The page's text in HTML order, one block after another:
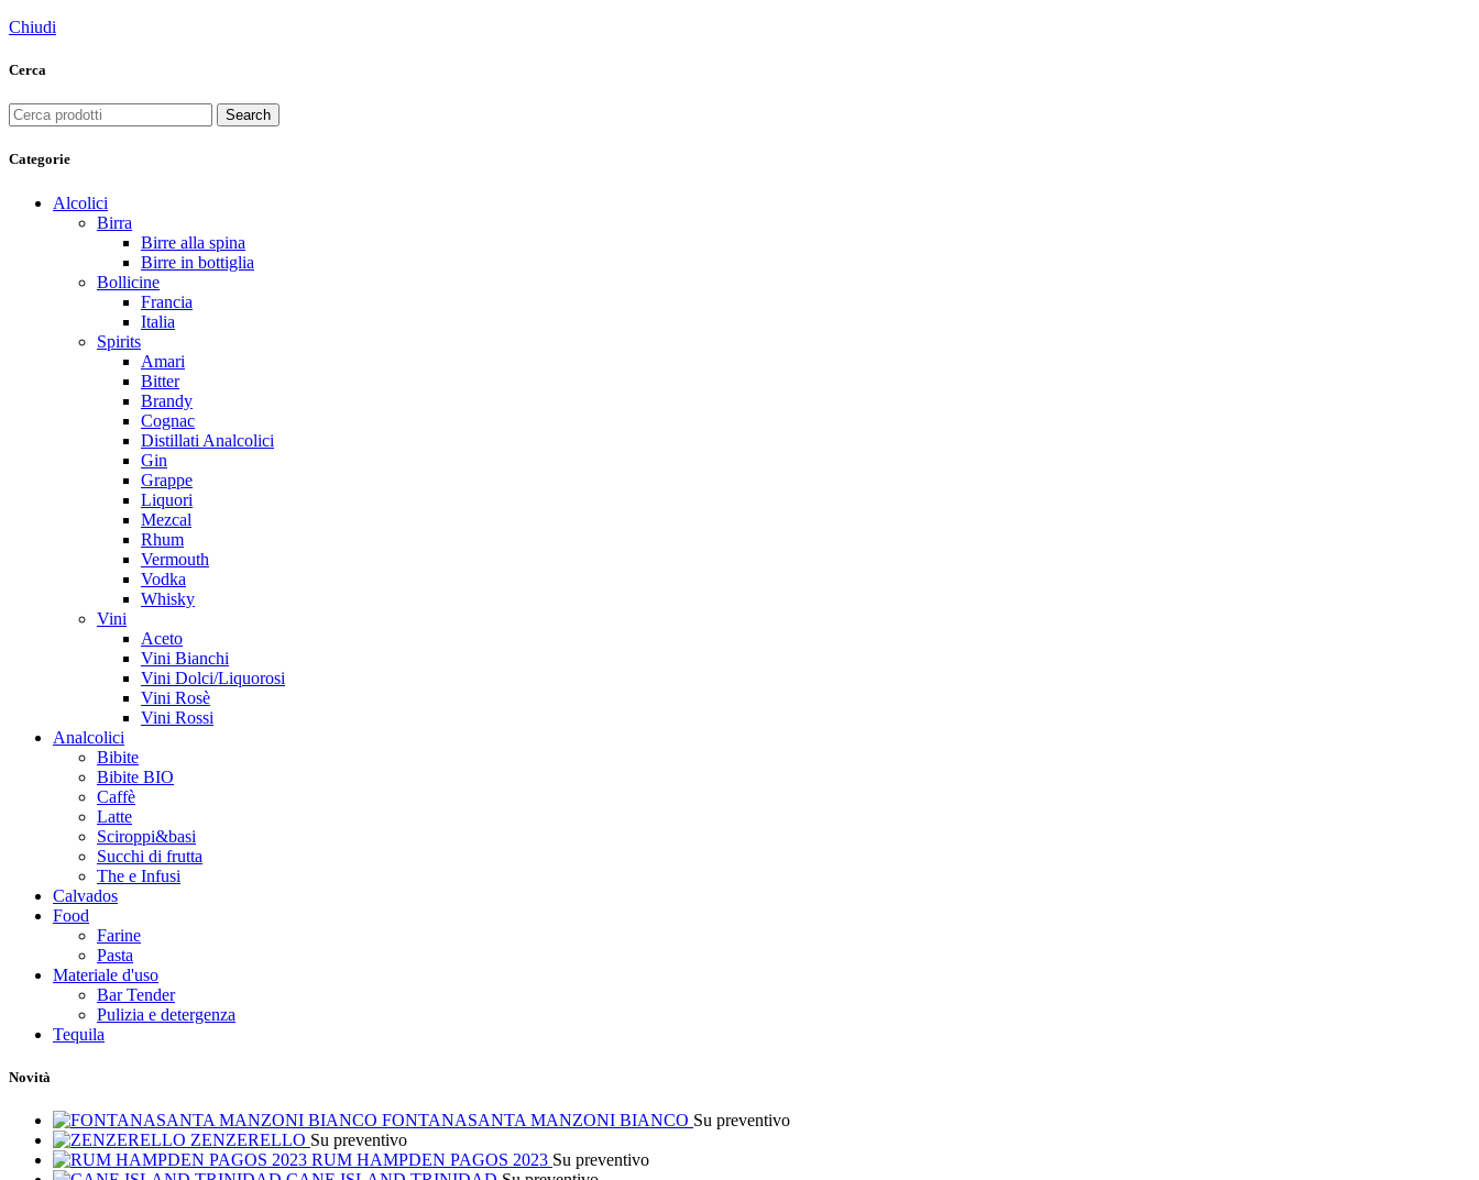
Chiudi
Cerca
Search
Categorie
Alcolici
Birra
Birre alla spina
Birre in bottiglia
Bollicine
Francia
Italia
Spirits
Amari
Bitter
Brandy
Cognac
Distillati Analcolici
Gin
Grappe
Liquori
Mezcal
Rhum
Vermouth
Vodka
Whisky
Vini
Aceto
Vini Bianchi
Vini Dolci/Liquorosi
Vini Rosè
Vini Rossi
Analcolici
Bibite
Bibite BIO
Caffè
Latte
Sciroppi&basi
Succhi di frutta
The e Infusi
Calvados
Food
Farine
Pasta
Materiale d'uso
Bar Tender
Pulizia e detergenza
Tequila
Novità
FONTANASANTA MANZONI BIANCO Su preventivo
ZENZERELLO Su preventivo
RUM HAMPDEN PAGOS 2023 Su preventivo